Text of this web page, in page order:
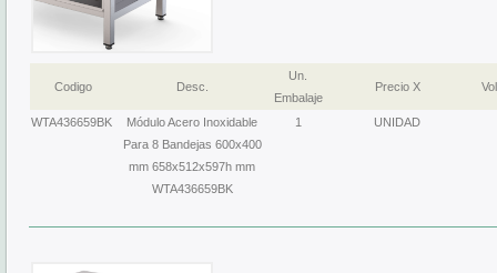
Codigo Desc.
Un.
Embalaje
Precio X
WTA436659BK
Módulo Acero Inoxidable
Para 8 Bandejas 600x400
mm 658x512x597h mm
WTA436659BK
1 UNIDAD